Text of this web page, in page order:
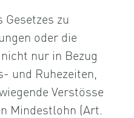
zu
oder die
nur in Bezug
und Ruhezeiten,
Verstösse
Mindestlohn (Art.